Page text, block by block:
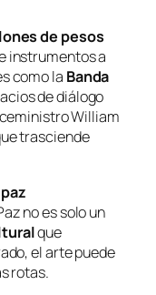
de pesos
instrumentos a
como la Banda
de diálogo
William
trasciende
no es solo un
que
el arte puede
rotas.